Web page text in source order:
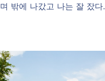
밖에 나갔고 나는 잘 잤다.